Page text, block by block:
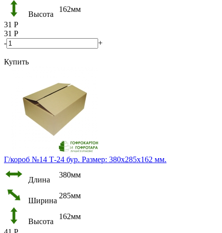
Высота
162мм
31 Р
31 Р
-
+
Купить
Г/короб №14 Т-24 бур. Размер: 380х285х162 мм.
Длина
380мм
Ширина
285мм
Высота
162мм